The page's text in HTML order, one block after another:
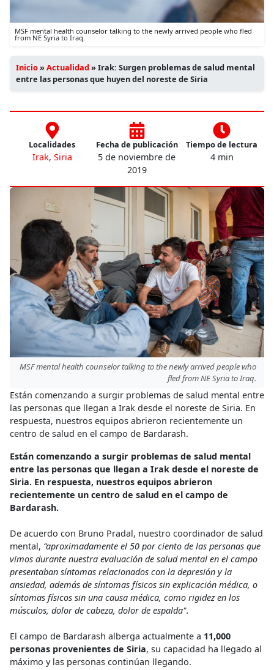
MSF mental health counselor talking to the newly arrived people who fled
from NE Syria to Iraq.
Inicio»Actualidad»Irak: Surgen problemas de salud mental
entre las personas que huyen del noreste de Siria
Localidades
Irak, Siria
Fecha de publicación
5 de noviembre de
2019
Tiempo de lectura
4 min
MSF mental health counselor talking to the newly arrived people who
fled from NE Syria to Iraq.
Están comenzando a surgir problemas de salud mental entre
las personas que llegan a Irak desde el noreste de Siria. En
respuesta, nuestros equipos abrieron recientemente un
centro de salud en el campo de Bardarash.
Están comenzando a surgir problemas de salud mental
entre las personas que llegan a Irak desde el noreste de
Siria. En respuesta, nuestros equipos abrieron
recientemente un centro de salud en el campo de
Bardarash.
De acuerdo con Bruno Pradal, nuestro coordinador de salud
mental, “aproximadamente el 50 por ciento de las personas que
vimos durante nuestra evaluación de salud mental en el campo
presentaban síntomas relacionados con la depresión y la
ansiedad, además de síntomas físicos sin explicación médica, o
síntomas físicos sin una causa médica, como rigidez en los
músculos, dolor de cabeza, dolor de espalda".
El campo de Bardarash alberga actualmente a 11,000
personas provenientes de Siria, su capacidad ha llegado al
máximo y las personas continúan llegando.